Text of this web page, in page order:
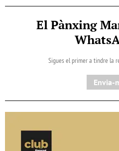
El Pànxing
Sigues el primer a tindre la
Envia-